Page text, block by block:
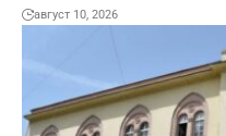
август 10, 2026